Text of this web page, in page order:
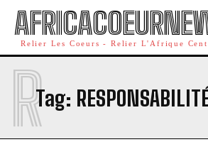
Relier Les Coeurs - Relier L'Afrique
Tag:
R